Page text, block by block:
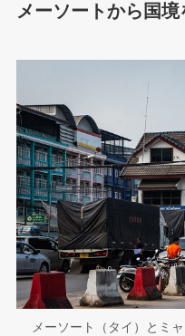
メーソートから国
メーソート（タイ）とミ